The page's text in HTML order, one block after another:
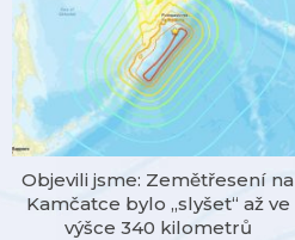
Objevili jsme: Zemětřesení na
Kamčatce bylo „slyšet“ až ve
výšce 340 kilometrů